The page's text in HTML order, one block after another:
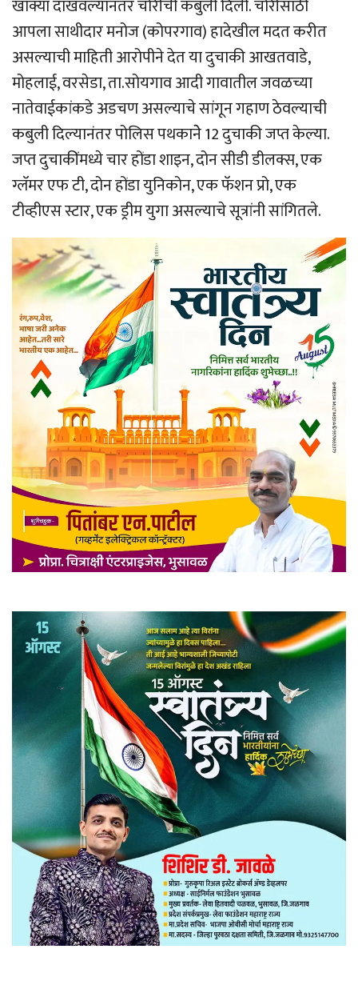
खाक्या दाखवल्यानंतर चोरीची कबुली दिली. चोरीसाठी
आपला साथीदार मनोज (कोपरगाव) हादेखील मदत करीत
असल्याची माहिती आरोपीने देत या दुचाकी आखतवाडे,
मोहलाई, वरसेडा, ता.सोयगाव आदी गावातील जवळच्या
नातेवाईकांकडे अडचण असल्याचे सांगून गहाण ठेवल्याची
कबुली दिल्यानंतर पोलिस पथकानेे 12 दुचाकी जप्त केल्या.
जप्त दुचाकींमध्ये चार होंडा शाइन, दोन सीडी डीलक्स, एक
ग्लॅमर एफ टी, दोन होंडा युनिकोन, एक फॅशन प्रो, एक
टीव्हीएस स्टार, एक ड्रीम युगा असल्याचे सूत्रांनी सांगितले.